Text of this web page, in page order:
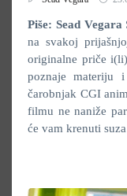
Piše: Sead Vegara
na svakoj
originalne priče
poznaje
čarobnjak CGI
filmu ne naniže
će vam krenuti